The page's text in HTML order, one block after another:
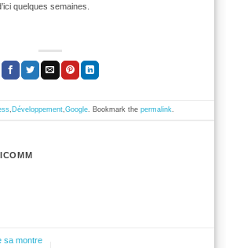
quelques semaines.
, Développement,Google. Bookmark thepermalink.
sa montre